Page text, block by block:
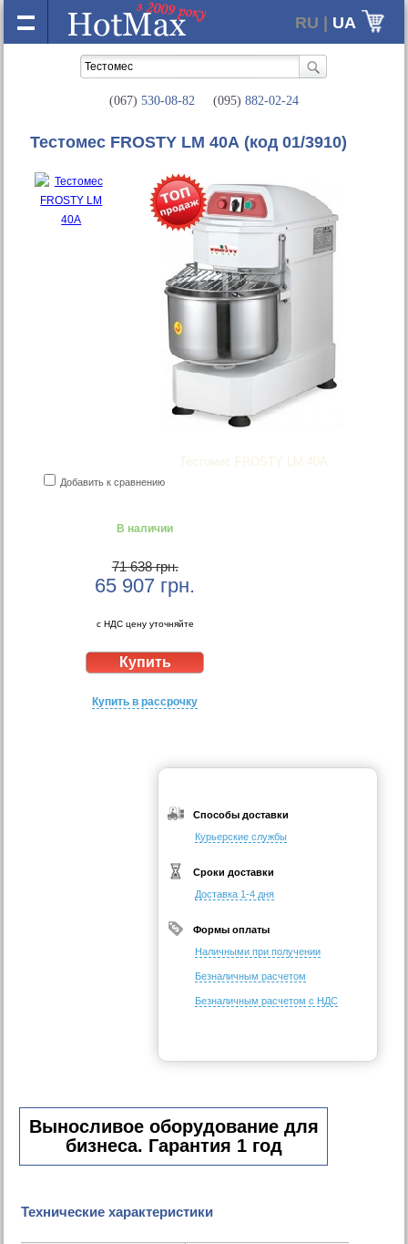
RU | UA
(067) 530-08-82 (095) 882-02-24
Тестомес FROSTY LM 40А (код 01/3910)
Тестомес FROSTY LM 40А
Добавить к сравнению
В наличии
71 638 грн.
65 907 грн.
с НДС цену уточняйте
Купить в рассрочку
Способы доставки
Курьерские службы
Сроки доставки
Доставка 1-4 дня
Формы оплаты
Наличными при получении
Безналичным расчетом
Безналичным расчетом с НДС
Выносливое оборудование для
бизнеса. Гарантия 1 год
Технические характеристики